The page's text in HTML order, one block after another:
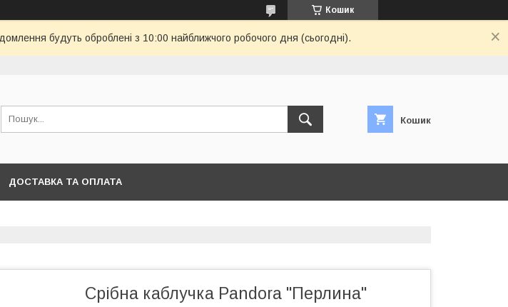
Кошик
будуть оброблені з 10:00 найближчого робочого дня (сьогодні).
Кошик
ДОСТАВКА ТА ОПЛАТА
Срібна каблучка Pandora "Перлина"